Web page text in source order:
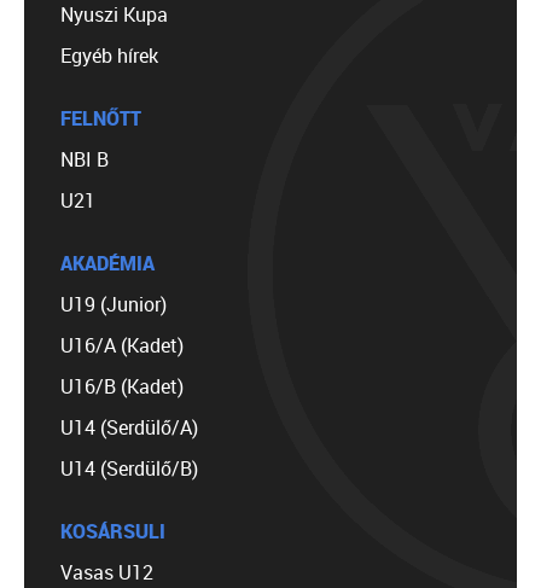
Nyuszi Kupa
Egyéb hírek
FELNŐTT
NBI B
U21
AKADÉMIA
U19 (Junior)
U16/A (Kadet)
U16/B (Kadet)
U14 (Serdülő/A)
U14 (Serdülő/B)
KOSÁRSULI
Vasas U12